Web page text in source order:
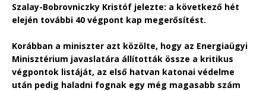
Szalay-Bobrovniczky Kristóf jelezte: a következő hét
elején további 40 végpont kap megerősítést.
Korábban a miniszter azt közölte, hogy az Energiaügyi
Minisztérium javaslatára állították össze a kritikus
végpontok listáját, az első hatvan katonai védelme
után pedig haladni fognak egy még magasabb szám